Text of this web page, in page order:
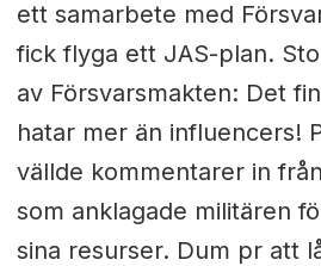
ett samarbete med
fick flyga ett JAS-plan.
av Försvarsmakten: Det
hatar mer än influencers!
vällde kommentarer in
som anklagade militären
sina resurser. Dum pr att